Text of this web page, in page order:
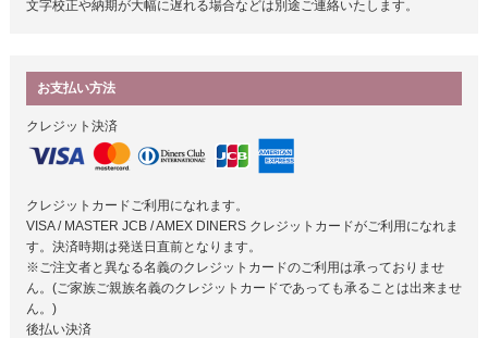
文字校正や納期が大幅に遅れる場合などは別途ご連絡いたします。
お支払い方法
クレジット決済
クレジットカードご利用になれます。
VISA / MASTER JCB / AMEX DINERS クレジットカードがご利用になれま
す。決済時期は発送日直前となります。
※ご注文者と異なる名義のクレジットカードのご利用は承っておりませ
ん。(ご家族ご親族名義のクレジットカードであっても承ることは出来ませ
ん。)
後払い決済